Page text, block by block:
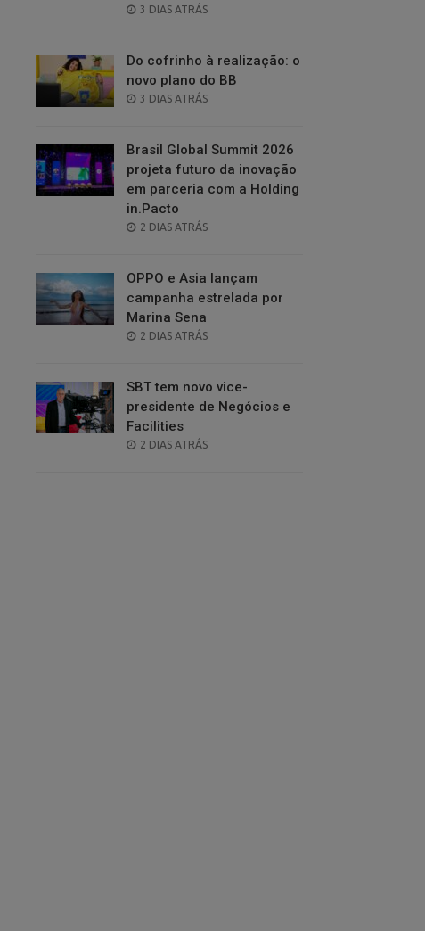
POSTED
3 DIAS ATRÁS
Do cofrinho à realização: o
novo plano do BB
POSTED
3 DIAS ATRÁS
Brasil Global Summit 2026
projeta futuro da inovação
em parceria com a Holding
in.Pacto
POSTED
2 DIAS ATRÁS
OPPO e Asia lançam
campanha estrelada por
Marina Sena
POSTED
2 DIAS ATRÁS
SBT tem novo vice-
presidente de Negócios e
Facilities
POSTED
2 DIAS ATRÁS